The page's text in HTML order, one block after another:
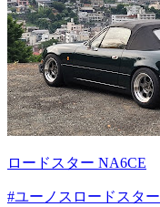
ロードスター NA6CE
#ユーノスロードスター